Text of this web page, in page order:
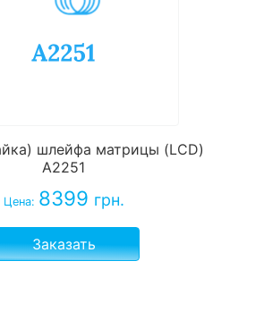
шлейфа матрицы (LCD)
А2251
Цена: 8399 грн.
Заказать